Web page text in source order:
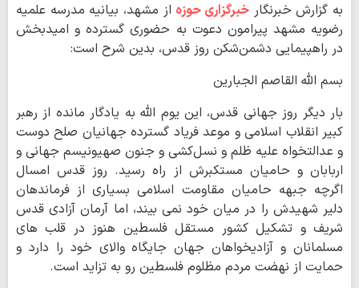
به گزارش خبرنگار خبرگزاری حوزه از مشهد، بیانیه مدرسه علمیه
رضویه مشهد پیرامون دعوت به حضوری گسترده و امیدبخش
در راهپیمایی دشمن‌شکن روز قدس، بدین شرح است:
بسم الله القاصم الجبارین
بار دیگر روز جهانی قدس، این یوم الله به یادگار مانده از رهبر
کبیر انقلاب اسلامی و موعد فریاد گسترده جهانیان صلح دوست
و عدالتخواه علیه ظلم و نسل‌کشی و جنون صهیونیسم جهانی و
اربابان و حامیان مستکبرش از راه رسید. روز قدس امسال
اگرچه جبهه حامیان مقاومت اسلامی بسیاری از فرماندهان
دلیر شهیدش را در میان خود نمی بیند، اما آرمان آزادی قدس
شریف و تشکیل کشور مستقل فلسطین هنوز در قلب های
مسلمانان و آزادیخواهان جهان جایگاه والای خود را دارد و
حمایت از نهضت مردم مظلوم فلسطین رو به تزاید است.